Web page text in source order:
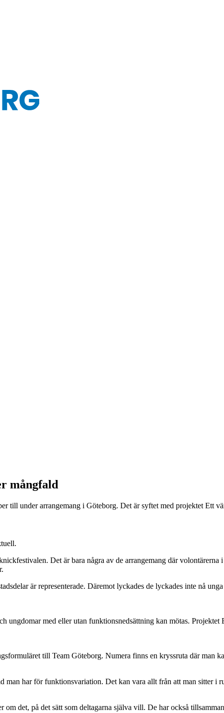
mångfald
till under arrangemang i Göteborg. Det är syftet med projektet Ett
Det är bara några av de arrangemang där
är representerade. Däremot lyckades de lyckades inte nå
ungdomar med eller utan funktionsnedsättning kan mötas. Projektet
till Team Göteborg. Numera finns en kryssruta där man
man har för funktionsvariation. Det kan vara allt från att man sitter i
det, på det sätt som deltagarna själva vill. De har också